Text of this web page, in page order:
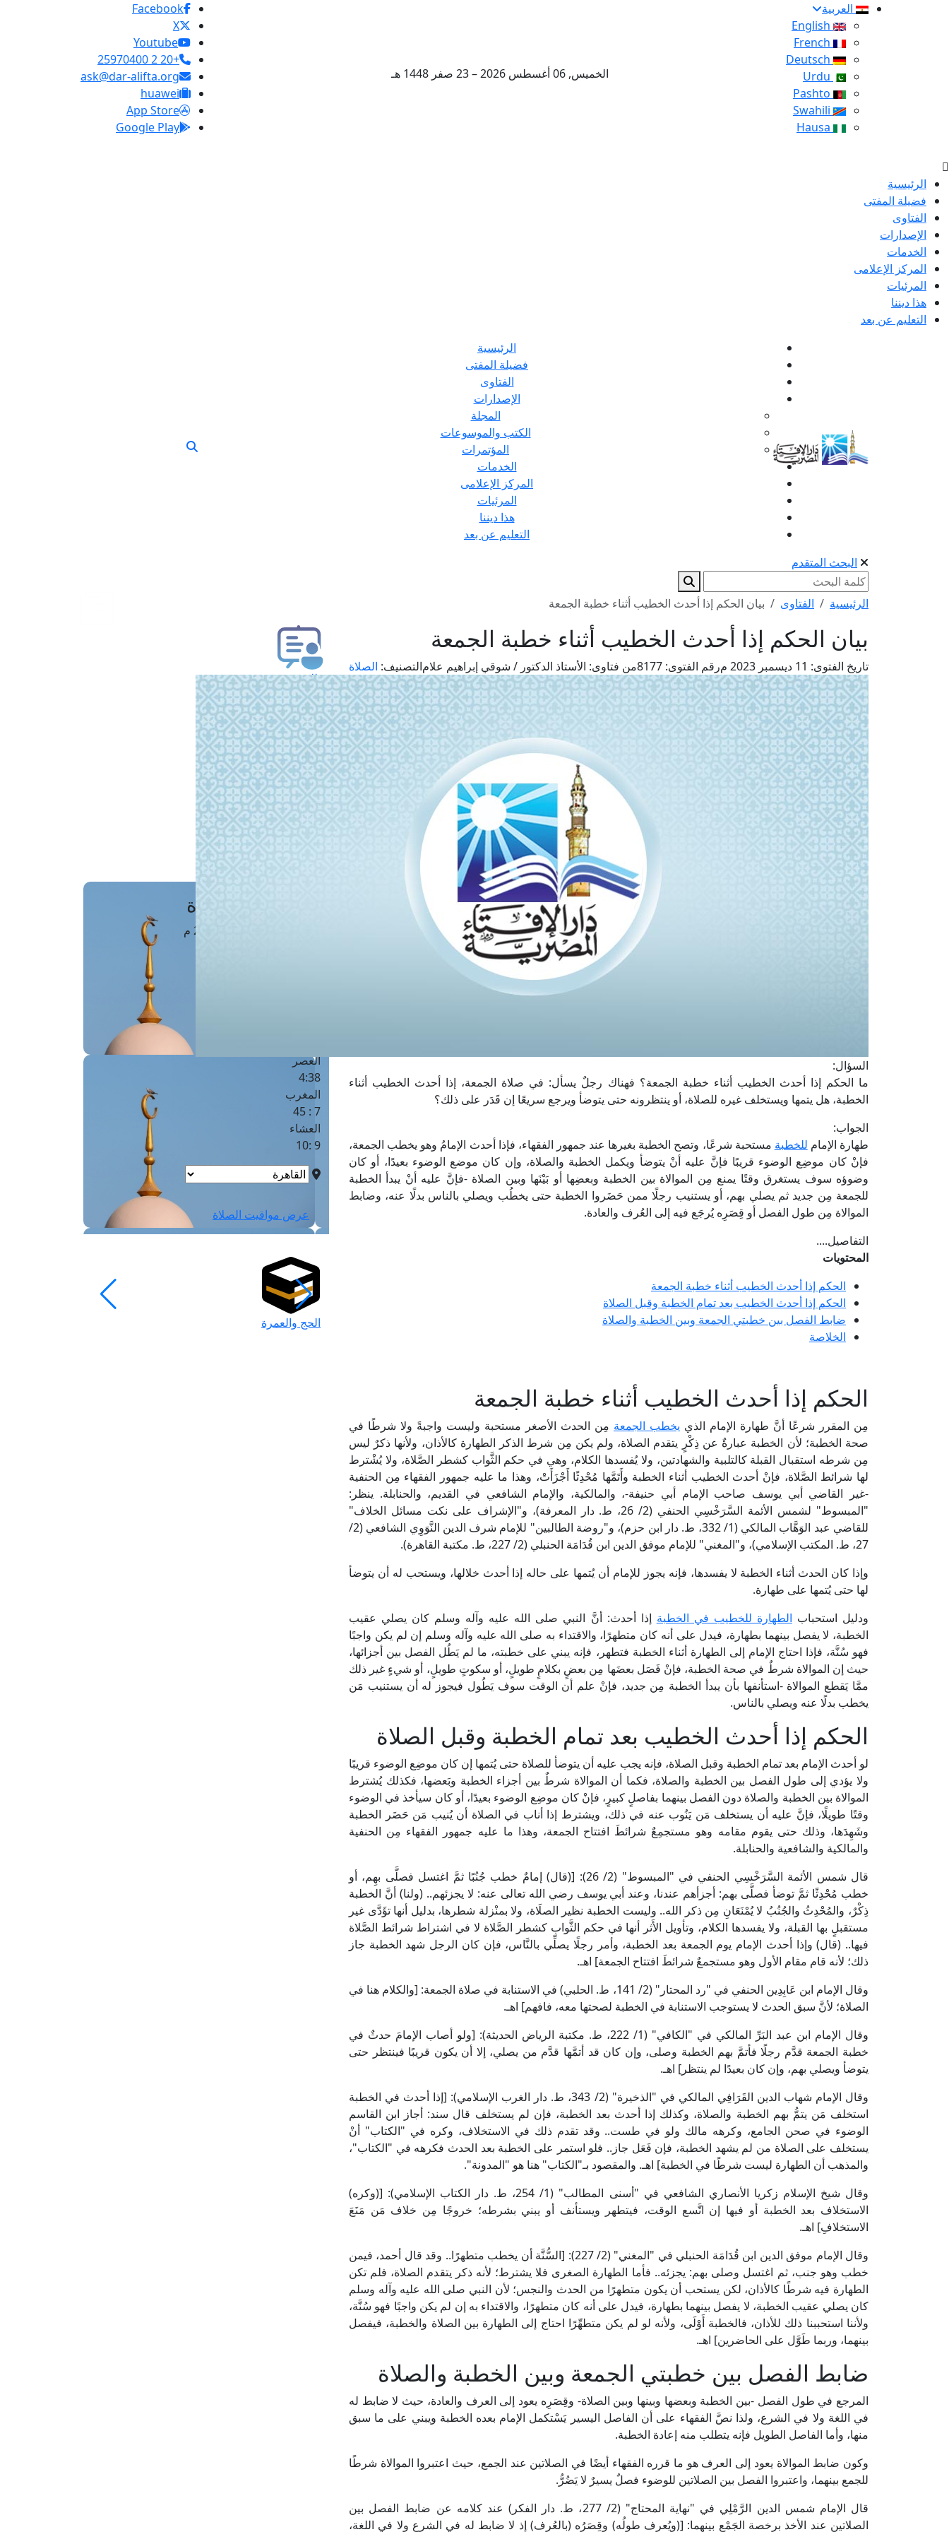
العربية
الخميس, 06 أغسطس 2026 – 23 صفر 1448 هـ
Facebook
X
Youtube
+20 2 25970400
ask@dar-alifta.org
huawei
App Store
Google Play
الرئيسية
فضيلة المفتى
الفتاوى
الإصدارات
الخدمات
المركز الإعلامى
المرئيات
هذا ديننا
التعليم عن بعد
الرئيسية
فضيلة المفتى
الفتاوى
الإصدارات
المجلة
الكتب والموسوعات
المؤتمرات
الخدمات
المركز الإعلامى
المرئيات
هذا ديننا
التعليم عن بعد
البحث المتقدم
الرئيسية الفتاوى بيان الحكم إذا أحدث الخطيب أثناء خطبة الجمعة
بيان الحكم إذا أحدث الخطيب أثناء خطبة الجمعة
تاريخ الفتوى: رقم الفتوى: من فتاوى: الأستاذ الدكتور / شوقي إبراهيم علامالتصنيف: الصلاة
السؤال:
ما الحكم إذا أحدث الخطيب أثناء خطبة الجمعة؟ فهناك رجلٌ يسأل: في صلاة الجمعة، إذا أحدث الخطيب أثناء
الخطبة، هل يتمها ويستخلف غيره للصلاة، أو ينتظرونه حتى يتوضأ ويرجع سريعًا إن قَدَر على ذلك؟
الجواب:
طهارة الإمام للخطبة مستحبة شرعًا، وتصح الخطبة بغيرها عند جمهور الفقهاء، فإذا أحدث الإمامُ وهو يخطب الجمعة،
فإنْ كان موضِع الوضوء قريبًا فإنَّ عليه أنْ يتوضأ ويكمل الخطبة والصلاة، وإن كان موضع الوضوء بعيدًا، أو كان
وضوؤه سوف يستغرق وقتًا يمنع مِن الموالاة بين الخطبة وبعضِها أو بَيْنَها وبين الصلاة -فإنَّ عليه أنْ يبدأ الخطبة
للجمعة مِن جديد ثم يصلي بهم، أو يستنيب رجلًا ممن حَضَروا الخطبة حتى يخطُب ويصلي بالناس بدلًا عنه، وضابط
الموالاة مِن طول الفصل أو قِصَرِه يُرجَع فيه إلى العُرف والعادة.
التفاصيل....
المحتويات
الحكم إذا أحدث الخطيب أثناء خطبة الجمعة
الحكم إذا أحدث الخطيب بعد تمام الخطبة وقبل الصلاة
ضابط الفصل بين خطبتي الجمعة وبين الخطبة والصلاة
الخلاصة
الحكم إذا أحدث الخطيب أثناء خطبة الجمعة
مِن المقرر شرعًا أنَّ طهارة الإمام الذي يخطب الجمعة مِن الحدث الأصغر مستحبة وليست واجبةً ولا شرطًا في
صحة الخطبة؛ لأن الخطبة عبارةٌ عن ذِكْرٍ يتقدم الصلاة، ولم يكن مِن شرط الذكر الطهارة كالأذان، ولأنها ذكرٌ ليس
مِن شرطه استقبال القبلة كالتلبية والشهادتين، ولا يُفسدها الكلام، وهي في حكم الثَّواب كشطر الصَّلاة، ولا يُشْترط
لها شرائط الصَّلاة، فإنْ أحدث الخطيب أثناء الخطبة وأَتَمَّها مُحْدِثًا أَجْزَأَتْ، وهذا ما عليه جمهور الفقهاء مِن الحنفية
-غير القاضي أبي يوسف صاحب الإمام أبي حنيفة-، والمالكية، والإمام الشافعي في القديم، والحنابلة. ينظر:
"المبسوط" لشمس الأئمة السَّرَخْسِي الحنفي (2/ 26، ط. دار المعرفة)، و"الإشراف على نكت مسائل الخلاف"
للقاضي عبد الوَهَّاب المالكي (1/ 332، ط. دار ابن حزم)، و"روضة الطالبين" للإمام شرف الدين النَّوَوِي الشافعي (2/
27، ط. المكتب الإسلامي)، و"المغني" للإمام موفق الدين ابن قُدَامَة الحنبلي (2/ 227، ط. مكتبة القاهرة).
وإذا كان الحدث أثناء الخطبة لا يفسدها، فإنه يجوز للإمام أن يُتمها على حاله إذا أحدث خلالها، ويستحب له أن يتوضأ
لها حتى يُتمها على طهارة.
ودليل استحباب الطهارة للخطيب في الخطبة إذا أحدث: أنَّ النبي صلى الله عليه وآله وسلم كان يصلي عقيب
الخطبة، لا يفصل بينهما بطهارة، فيدل على أنه كان متطهرًا، والاقتداء به صلى الله عليه وآله وسلم إن لم يكن واجبًا
فهو سُنَّة، فإذا احتاج الإمام إلى الطهارة أثناء الخطبة فتطهر، فإنه يبني على خطبته، ما لم يَطُل الفصل بين أجزائها،
حيث إن الموالاة شرطٌ في صحة الخطبة، فإنْ فَصَل بعضَها مِن بعضٍ بكلامٍ طويلٍ، أو سكوتٍ طويلٍ، أو شيءٍ غير ذلك
ممَّا يَقطع الموالاة -استأنفها بأن يبدأ الخطبة مِن جديد، فإنْ علم أن الوقت سوف يَطُول فيجوز له أن يستنيب مَن
يخطب بدلًا عنه ويصلي بالناس.
الحكم إذا أحدث الخطيب بعد تمام الخطبة وقبل الصلاة
لو أحدث الإمام بعد تمام الخطبة وقبل الصلاة، فإنه يجب عليه أن يتوضأ للصلاة حتى يُتمها إن كان موضِع الوضوء قريبًا
ولا يؤدي إلى طول الفصل بين الخطبة والصلاة، فكما أن الموالاة شرطٌ بين أجزاء الخطبة وبَعضها، فكذلك يُشترط
الموالاة بين الخطبة والصلاة دون الفصل بينهما بفاصلٍ كبيرٍ، فإنْ كان موضِع الوضوء بعيدًا، أو كان سيأخذ في الوضوء
وقتًا طويلًا، فإنَّ عليه أن يستخلف مَن يَنُوب عنه في ذلك، ويشترط إذا أناب في الصلاة أن يُنيب مَن حَضَر الخطبة
وشَهِدَها، وذلك حتى يقوم مقامه وهو مستجمِعٌ شرائطَ افتتاح الجمعة، وهذا ما عليه جمهور الفقهاء مِن الحنفية
والمالكية والشافعية والحنابلة.
قال شمس الأئمة السَّرَخْسِي الحنفي في "المبسوط" (2/ 26): [(قال) إمامٌ خطب جُنُبًا ثمَّ اغتسل فصلَّى بهِم، أو
خطب مُحْدِثًا ثمَّ توضأ فصلَّى بهم: أجزأهم عندنا، وعند أبي يوسف رضي الله تعالى عنه: لا يجزئهم.. (ولنا) أنَّ الخطبة
ذِكْرٌ، والمُحْدِثُ والجُنُبُ لا يُمْنَعَانِ مِن ذكر الله.. وليست الخطبة نظير الصلَاة، ولا بمنْزلة شطرها، بدليل أنها تؤَدَّى غير
مستقبلٍ بها القبلة، ولا يفسدها الكلام، وتأويل الأَثر أنها في حكم الثَّواب كشطر الصَّلاة لا في اشتراط شرائط الصَّلاة
فيها.. (قال) وإذا أحدث الإمام يوم الجمعة بعد الخطبة، وأمر رجلًا يصلِّي بالنَّاس، فإن كان الرجل شهد الخطبة جاز
ذلك؛ لأنه قام مقام الأول وهو مستجمعٌ شرائطَ افتتاح الجمعة] اهـ.
وقال الإمام ابن عَابِدِين الحنفي في "رد المحتار" (2/ 141، ط. الحلبي) في الاستنابة في صلاة الجمعة: [والكلام هنا في
الصلاة؛ لأنَّ سبق الحدث لا يستوجب الاستنابة في الخطبة لصحتها معه، فافهم] اهـ.
وقال الإمام ابن عبد البَرِّ المالكي في "الكافي" (1/ 222، ط. مكتبة الرياض الحديثة): [ولو أصاب الإمامَ حدثٌ في
خطبة الجمعة قدَّم رجلًا فأتمَّ بهم الخطبة وصلى، وإن كان قد أتمَّها قدَّم من يصلي، إلا أن يكون قريبًا فينتظر حتى
يتوضأ ويصلي بهم، وإن كان بعيدًا لم ينتظر] اهـ.
وقال الإمام شهاب الدين القَرَافِي المالكي في "الذخيرة" (2/ 343، ط. دار الغرب الإسلامي): [إذا أحدث في الخطبة
استخلف مَن يتمُّ بهم الخطبة والصلاة، وكذلك إذا أحدث بعد الخطبة، فإن لم يستخلف قال سند: أجاز ابن القاسم
الوضوء في صحن الجامع، وكرهه مالك ولو في طست.. وقد تقدم ذلك في الاستخلاف، وكره في "الكتاب" أنْ
يستخلف على الصلاة من لم يشهد الخطبة، فإن فَعَل جاز.. فلو استمر على الخطبة بعد الحدث فكرهه في "الكتاب"،
والمذهب أن الطهارة ليست شرطًا في الخطبة] اهـ. والمقصود بـ"الكتاب" هنا هو "المدونة".
وقال شيخ الإسلام زكريا الأنصاري الشافعي في "أسنى المطالب" (1/ 254، ط. دار الكتاب الإسلامي): [(وكره)
الاستخلاف بعد الخطبة أو فيها إن اتَّسع الوقت، فيتطهر ويستأنف أو يبني بشرطه؛ خروجًا مِن خلاف مَن مَنَعَ
الاستخلافِ] اهـ.
وقال الإمام موفق الدين ابن قُدَامَة الحنبلي في "المغني" (2/ 227): [السُّنَّة أن يخطب متطهرًا.. وقد قال أحمد، فيمن
خطب وهو جنب، ثم اغتسل وصلى بهم: يجزئه.. فأما الطهارة الصغرى فلا يشترط؛ لأنه ذكر يتقدم الصلاة، فلم تكن
الطهارة فيه شرطًا كالأذان، لكن يستحب أن يكون متطهرًا من الحدث والنجس؛ لأن النبي صلى الله عليه وآله وسلم
كان يصلي عقيب الخطبة، لا يفصل بينهما بطهارة، فيدل على أنه كان متطهرًا، والاقتداء به إن لم يكن واجبًا فهو سُنَّة،
ولأننا استحببنا ذلك للأذان، فالخطبة أَوْلَى، ولأنه لو لم يكن متطهِّرًا احتاج إلى الطهارة بين الصلاة والخطبة، فيفصل
بينهما، وربما طَوَّل على الحاضرين] اهـ.
ضابط الفصل بين خطبتي الجمعة وبين الخطبة والصلاة
المرجع في طول الفصل -بين الخطبة وبعضها وبينها وبين الصلاة- وقِصَرِه يعود إلى العرف والعادة، حيث لا ضابط له
في اللغة ولا في الشرع، ولذا نصَّ الفقهاء على أن الفاصل اليسير يَسْتكمل الإمام بعده الخطبة ويبني على ما سبق
منها، وأما الفاصل الطويل فإنه يتطلب منه إعادة الخطبة.
وكون ضابط الموالاة يعود إلى العرف هو ما قرره الفقهاء أيضًا في الصلاتين عند الجمع، حيث اعتبروا الموالاة شرطًا
للجمع بينهما، واعتبروا الفصل بين الصلاتين للوضوء فصلٌ يسيرٌ لا يَضُرُّ.
قال الإمام شمس الدين الرَّمْلِي في "نهاية المحتاج" (2/ 277، ط. دار الفكر) عند كلامه عن ضابط الفصل بين
الصلاتين عند الأخذ برخصة الجَمْعِ بينهما: [(ويُعرف طولُه) وقِصَرُه (بالعُرف) إذ لا ضابط له في الشرع ولا في اللغة،
طلب فتوى
استعلام عن فتوى
حجز موعد
الفتوى الهاتفية
مَواقِيتُ الصَّـــلاة
العصر
4:38
المغرب
7 : 45
العشاء
9 :10
عرض مواقيت الصلاة
الحج والعمرة